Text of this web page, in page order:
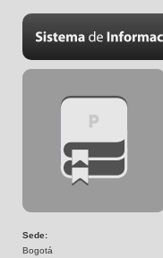
Sede:
Bogotá